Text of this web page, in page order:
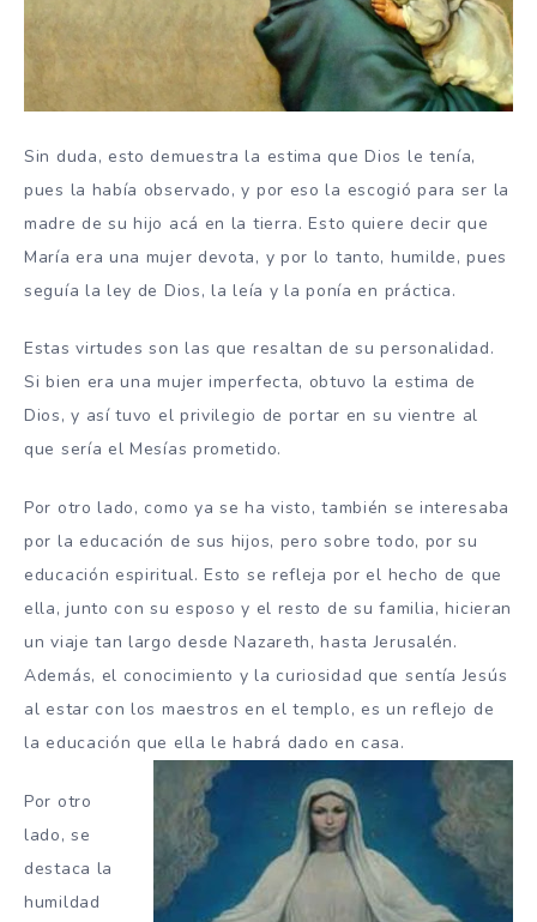
Sin duda, esto demuestra la estima que Dios le tenía,
pues la había observado, y por eso la escogió para ser la
madre de su hijo acá en la tierra. Esto quiere decir que
María era una mujer devota, y por lo tanto, humilde, pues
seguía la ley de Dios, la leía y la ponía en práctica.
Estas virtudes son las que resaltan de su personalidad.
Si bien era una mujer imperfecta, obtuvo la estima de
Dios, y así tuvo el privilegio de portar en su vientre al
que sería el Mesías prometido.
Por otro lado, como ya se ha visto, también se interesaba
por la educación de sus hijos, pero sobre todo, por su
educación espiritual. Esto se refleja por el hecho de que
ella, junto con su esposo y el resto de su familia, hicieran
un viaje tan largo desde Nazareth, hasta Jerusalén.
Además, el conocimiento y la curiosidad que sentía Jesús
al estar con los maestros en el templo, es un reflejo de
la educación que ella le habrá dado en casa.
Por otro
lado, se
destaca la
humildad